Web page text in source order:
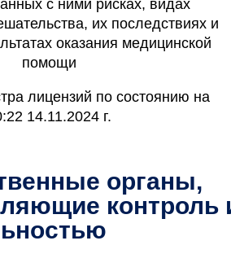
с ними рисках, видах
их последствиях и
оказания медицинской
помощи
лицензий по состоянию на
14.11.2024 г.
органы,
контроль